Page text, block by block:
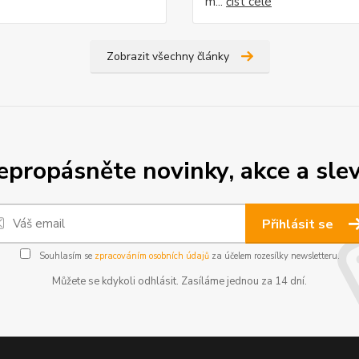
Zobrazit všechny články
novinky, akce a
Přihlásit se
Souhlasím se zpracováním osobních údajůza účelem rozesílky newsletteru.
Můžete se kdykoli odhlásit. Zasíláme jednou za 14 dní.